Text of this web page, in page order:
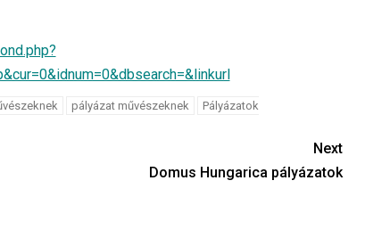
pályázat művészeknek
Pályázatok
Next
Domus Hungarica pályázatok